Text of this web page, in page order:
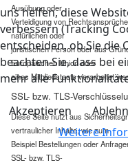
Ausübung oder
Verteidigung von
natürlichen oder
juristischen Person oder aus
Europäischen Union oder
eines Mitgliedstaats verarbeitet
SSL- bzw. TLS-
Diese Seite nutzt aus
vertraulicher Inhalte, wie zum
Beispiel Bestellungen oder
SSL- bzw. TLS-
uns helfen, diese
verbessern (Tracking
entscheiden, ob Sie die
beachten Sie, dass bei
mehr alle
Akzeptieren
Weitere